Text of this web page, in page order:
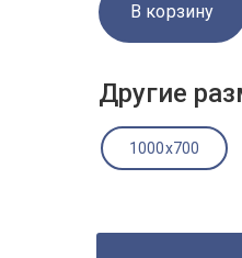
В корзину
Другие
1000x700